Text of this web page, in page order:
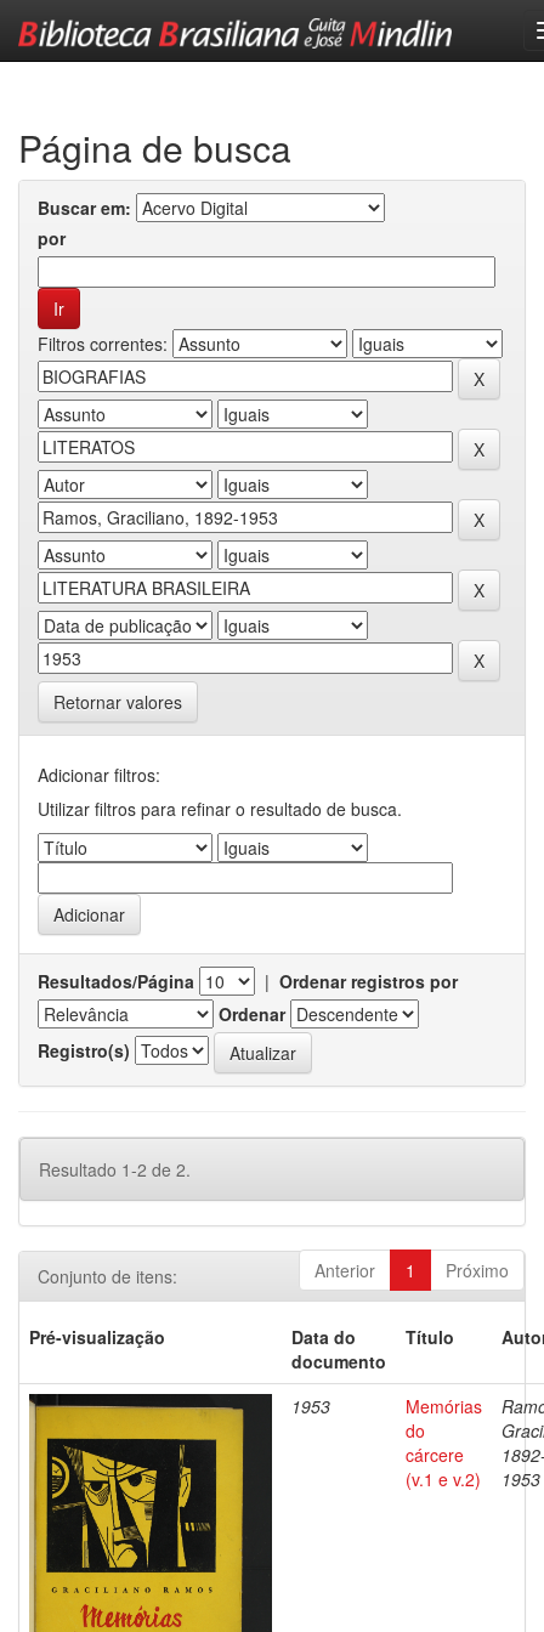
Página de busca
Buscar em:
por
Filtros correntes:
Retornar valores
Adicionar filtros:
Utilizar filtros para refinar o resultado de busca.
Resultados/Página | Ordenar registros por
Ordenar
Registro(s)
Resultado 1-2 de 2.
Anterior 1 Próximo
Conjunto de itens:
Pré-visualização
Data do
documento
Título
1953
Memórias
do
cárcere
(v.1 e v.2)
1953